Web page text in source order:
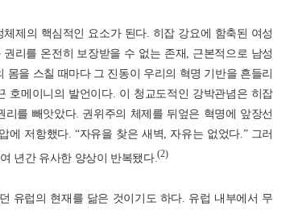
제의 핵심적인 요소가 된다. 히잡 강요에 함축된 여성
리를 온전히 보장받을 수 없는 존재, 근본적으로 남성
을 스칠 때마다 그 진동이 우리의 혁명 기반을 흔들리
호메이니의 발언이다. 이 청교도적인 강박관념은 히잡
를 빼앗았다. 권위주의 체제를 뒤엎은 혁명에 앞장선
저항했다. “자유을 찾은 새벽, 자유는 없었다.” 그러
년간 유사한 양상이 반복됐다.(2)
유럽의 현재를 닮은 것이기도 하다. 유럽 내부에서 무